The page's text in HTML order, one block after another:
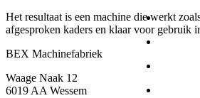
Het resultaat is een machine die werkt
afgesproken kaders en klaar voor gebruik
BEX Machinefabriek
Waage Naak 12
6019 AA Wessem